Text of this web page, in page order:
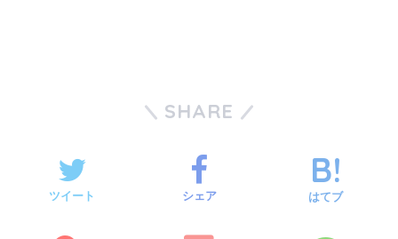
SHARE
ツイート シェア はてブ